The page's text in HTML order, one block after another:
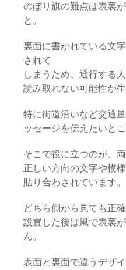
のぼり旗の難点は表裏
と。
裏面に書かれている文
されて
しまうため、通行する
読み取れない可能性が生
特に街道沿いなど交通
ッセージを伝えたいとこ
そこで役に立つのが、
正しい方向の文字や模
貼り合わされています。
どちら側から見ても正
設置した後は風で表裏
ん。
表面と裏面で違うデザ